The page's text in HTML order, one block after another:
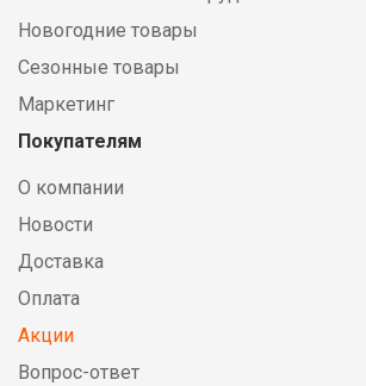
Новогодние товары
Сезонные товары
Маркетинг
Покупателям
О компании
Новости
Доставка
Оплата
Акции
Вопрос-ответ